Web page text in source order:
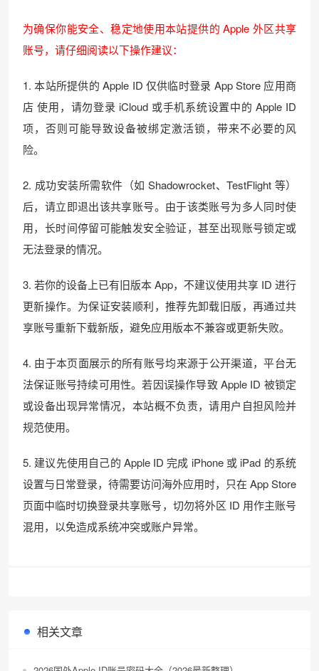
为确保你能安全、稳定地使用本站提供的 Apple 外区共享
账号，请仔细阅读以下操作建议：
1. 本站所提供的 Apple ID 仅供临时登录 App Store 应用商
店 使用，请勿登录 iCloud 或手机系统设置中的 Apple ID
项，否则可能导致设备被绑定激活锁，带来不必要的风
险。
2. 成功安装所需软件（如 Shadowrocket、TestFlight 等）
后，请立即退出该共享账号。由于该类账号为多人同时使
用，长时间停留可能触发安全验证，甚至出现账号锁定或
无法登录的情况。
3. 若你的设备上已有旧版本 App，不建议使用共享 ID 进行
更新操作。为保证安装顺利，推荐先卸载旧版，再通过共
享账号重新下载新版，避免应用版本不兼容或更新失败。
4. 由于本页面展示的所有账号均来源于公开渠道，平台无
法保证账号持续可用性。若因误操作导致 Apple ID 被锁定
或设备出现异常情况，本站概不负责，请用户自担风险并
规范使用。
5. 建议先使用自己的 Apple ID 完成 iPhone 或 iPad 的系统
设置与日常登录，待需要访问海外应用时，只在 App Store
页面中临时切换登录共享账号，切勿将外区 ID 用作主账号
混用，以免造成系统冲突或账户异常。
相关文章